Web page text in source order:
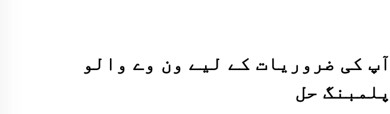
آپ کی ضروریات کے لیے ون وے والو
پلمبنگ حل